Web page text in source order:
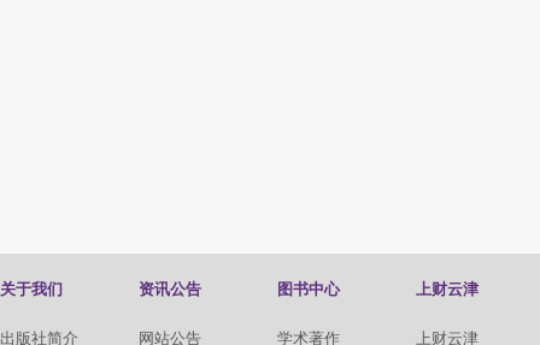
关于我们
出版社简介
资讯公告
网站公告
图书中心
学术著作
上财云津
上财云津